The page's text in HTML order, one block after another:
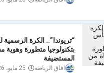
بتكنولوجيا متطورة وهوية
المستضيفة
افاق الرياضه 25 مايو، 2026